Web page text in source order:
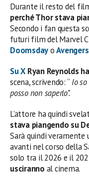
Durante il resto del
perché Thor stava
Secondo i fan questa
futuri film del Marvel
Doomsdayo
Su X Ryan Reynolds ha
scena, scrivendo: “ Io
posso non saperlo”.
L’attore ha quindi
stava piangendo su
Sarà quindi
avanti nel corso della
solo tra il 2026 e il
usciranno al cinema.